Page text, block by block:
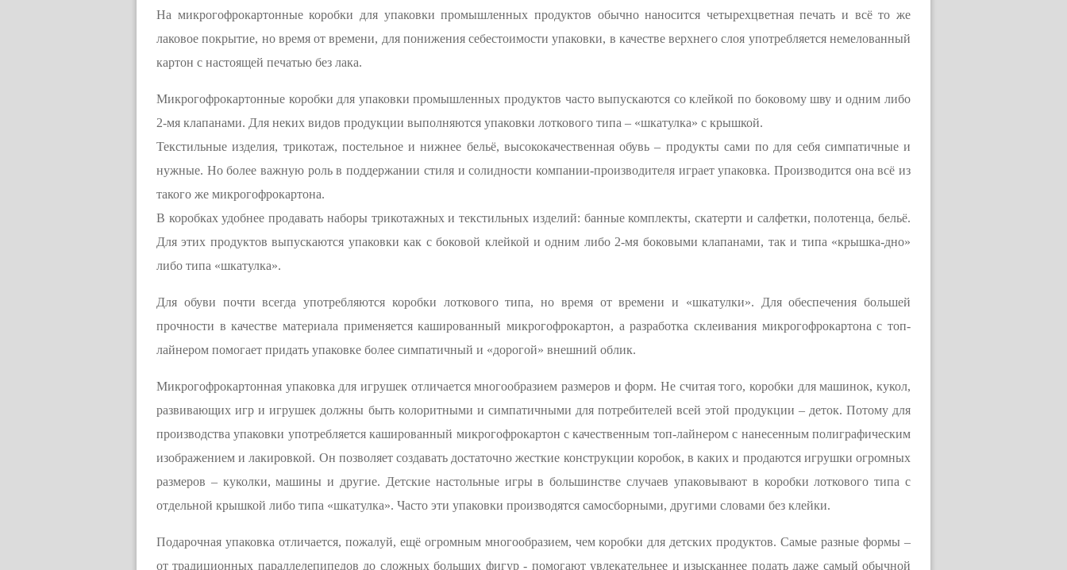
На микрогофрокартонные коробки для упаковки промышленных продуктов обычно наносится четырехцветная печать и всё то же
лаковое покрытие, но время от времени, для понижения себестоимости упаковки, в качестве верхнего слоя употребляется немелованный
картон с настоящей печатью без лака.
Микрогофрокартонные коробки для упаковки промышленных продуктов часто выпускаются со клейкой по боковому шву и одним либо
2-мя клапанами. Для неких видов продукции выполняются упаковки лоткового типа – «шкатулка» с крышкой.
Текстильные изделия, трикотаж, постельное и нижнее бельё, высококачественная обувь – продукты сами по для себя симпатичные и
нужные. Но более важную роль в поддержании стиля и солидности компании-производителя играет упаковка. Производится она всё из
такого же микрогофрокартона.
В коробках удобнее продавать наборы трикотажных и текстильных изделий: банные комплекты, скатерти и салфетки, полотенца, бельё.
Для этих продуктов выпускаются упаковки как с боковой клейкой и одним либо 2-мя боковыми клапанами, так и типа «крышка-дно»
либо типа «шкатулка».
Для обуви почти всегда употребляются коробки лоткового типа, но время от времени и «шкатулки». Для обеспечения большей
прочности в качестве материала применяется кашированный микрогофрокартон, а разработка склеивания микрогофрокартона с топ-
лайнером помогает придать упаковке более симпатичный и «дорогой» внешний облик.
Микрогофрокартонная упаковка для игрушек отличается многообразием размеров и форм. Не считая того, коробки для машинок, кукол,
развивающих игр и игрушек должны быть колоритными и симпатичными для потребителей всей этой продукции – деток. Потому для
производства упаковки употребляется кашированный микрогофрокартон с качественным топ-лайнером с нанесенным полиграфическим
изображением и лакировкой. Он позволяет создавать достаточно жесткие конструкции коробок, в каких и продаются игрушки огромных
размеров – куколки, машины и другие. Детские настольные игры в большинстве случаев упаковывают в коробки лоткового типа с
отдельной крышкой либо типа «шкатулка». Часто эти упаковки производятся самосборными, другими словами без клейки.
Подарочная упаковка отличается, пожалуй, ещё огромным многообразием, чем коробки для детских продуктов. Самые разные формы –
от традиционных параллелепипедов до сложных больших фигур - помогают увлекательнее и изысканнее подать даже самый обычной